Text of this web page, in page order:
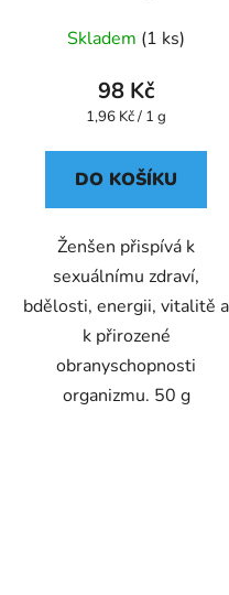
Skladem (1 ks)
98 Kč
Měrná
1,96 Kč / 1 g
DO KOŠÍKU
Ženšen přispívá k
sexuálnímu zdraví,
bdělosti, energii, vitalitě a
k přirozené
obranyschopnosti
organizmu. 50 g